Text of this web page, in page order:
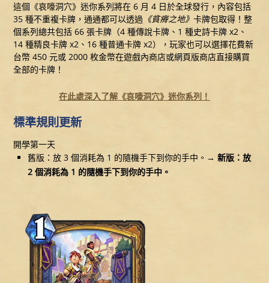
這個《哀嚎洞穴》迷你系列將在 6 月 4 日於全球發行，內容包括
35 種不重複卡牌，通通都可以透過 《貧瘠之地》卡牌包取得！整
個系列總共包括 66 張卡牌（4 種傳說卡牌、1 種史詩卡牌 x2、
14 種精良卡牌 x2、16 種普通卡牌 x2），玩家也可以選擇花費新
台幣 450 元或 2000 枚金幣在遊戲內商店或網頁版商店直接購買
全部的卡牌！
在此處深入了解《哀嚎洞穴》迷你系列！
標準規則更新
開學第一天
舊版：放 3 個消耗為 1 的隨機手下到你的手中。→新版：放
2 個消耗為 1 的隨機手下到你的手中。